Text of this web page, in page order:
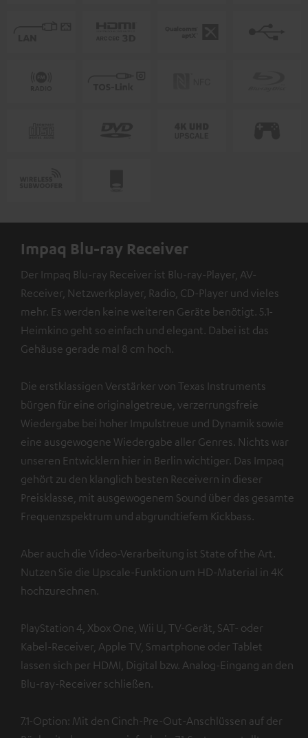
Impaq Blu-ray Receiver
Der Impaq Blu-ray Receiver ist Blu-ray-Player, AV-
Receiver, Netzwerkplayer, Radio, CD-Player und vieles
mehr. Es werden keine weiteren Geräte benötigt. 5.1-
Heimkino geht so einfach und elegant. Dabei ist das
Gehäuse gerade mal 8 cm hoch.
Die erstklassigen Verstärker von Texas Instruments
bürgen für eine originalgetreue, verzerrungsfreie
Wiedergabe bei hoher Impulstreue und Dynamik sowie
eine ausgewogene Wiedergabe aller Genres. Nichts war
unseren Entwicklern hier in Berlin wichtiger. Das Impaq
gehört zu den klanglich besten Receivern in dieser
Preisklasse, mit ausgewogenem Sound über das gesamte
Frequenzspektrum und abgrundtiefem Kickbass.
Aber auch die Video-Verarbeitung ist State of the Art.
Nutzen Sie die Upscale-Funktion um HD-Material in 4K
hochzurechnen.
PlayStation 4, Xbox One, Wii U, TV-Gerät, SAT- oder
Kabel-Receiver, Apple TV, Smartphone oder Tablet
lassen sich per HDMI, Digital bzw. Analog-Eingang an den
Blu-ray-Receiver schließen.
7.1-Option: Mit den Cinch-Pre-Out-Anschlüssen auf der